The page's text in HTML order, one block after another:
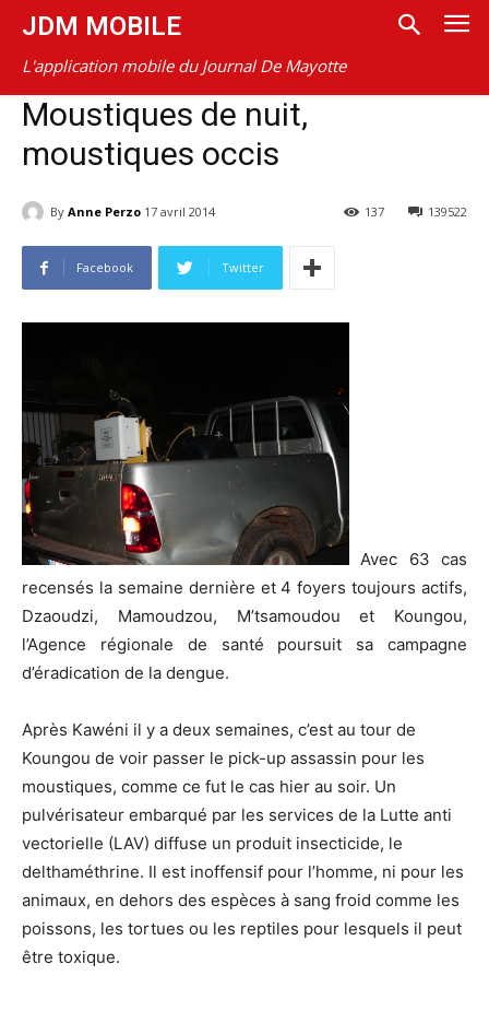
JDM MOBILE
L'application mobile du Journal De Mayotte
Moustiques de nuit,
moustiques occis
By Anne Perzo 17 avril 2014 139522
137
Facebook Twitter
Avec 63 cas
recensés la semaine dernière et 4 foyers toujours actifs,
Dzaoudzi, Mamoudzou, M’tsamoudou et Koungou,
l’Agence régionale de santé poursuit sa campagne
d’éradication de la dengue.
Après Kawéni il y a deux semaines, c’est au tour de
Koungou de voir passer le pick-up assassin pour les
moustiques, comme ce fut le cas hier au soir. Un
pulvérisateur embarqué par les services de la Lutte anti
vectorielle (LAV) diffuse un produit insecticide, le
delthaméthrine. Il est inoffensif pour l’homme, ni pour les
animaux, en dehors des espèces à sang froid comme les
poissons, les tortues ou les reptiles pour lesquels il peut
être toxique.